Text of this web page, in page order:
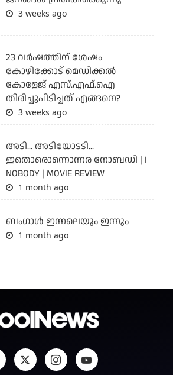
3 weeks ago
23 വർഷത്തിന് ശേഷം
കോഴിക്കോട് മെഡിക്കൽ
കോളേജ് എസ്.എഫ്.ഐ
തിരിച്ചുപിടിച്ചത് എങ്ങനെ?
3 weeks ago
അടി... അടിയോടടി...
ഇതൊരൊന്നൊന്നര നോബഡി | I
NOBODY | MOVIE REVIEW
1 month ago
ബംഗാള്‍ ഇന്നലെയും ഇന്നും
1 month ago